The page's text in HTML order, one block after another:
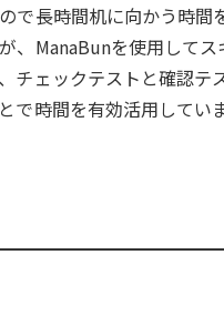
で長時間机に向かう時間
、ManaBunを使用してス
チェックテストと確認テ
で時間を有効活用してい